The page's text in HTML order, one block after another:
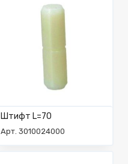
Штифт L=70
Арт. 3010024000